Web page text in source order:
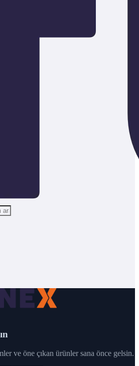
ve öne çıkan ürünler sana önce gelsin.